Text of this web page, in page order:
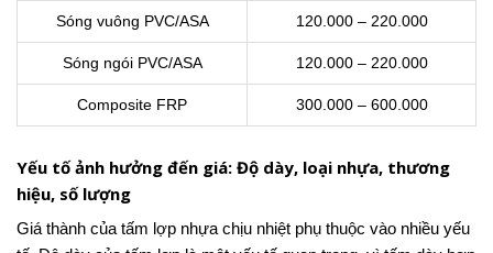
Sóng vuông PVC/ASA 120.000 – 220.000
Sóng ngói PVC/ASA 120.000 – 220.000
Composite FRP 300.000 – 600.000
Yếu tố ảnh hưởng đến giá: Độ dày, loại nhựa, thương
hiệu, số lượng
Giá thành của tấm lợp nhựa chịu nhiệt phụ thuộc vào nhiều yếu